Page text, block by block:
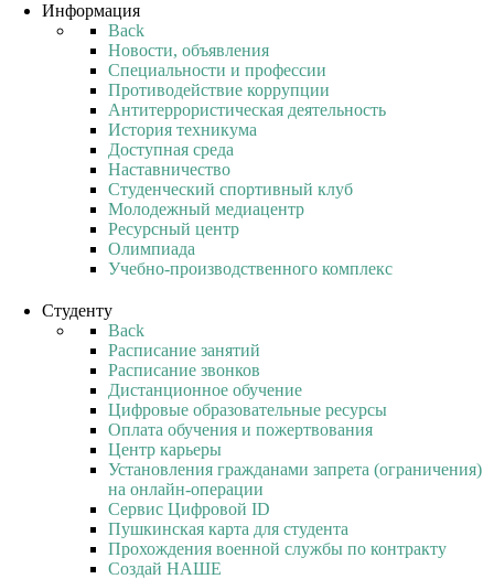
Информация
Back
Новости, объявления
Специальности и профессии
Противодействие коррупции
Антитеррористическая деятельность
История техникума
Доступная среда
Наставничество
Студенческий спортивный клуб
Молодежный медиацентр
Ресурсный центр
Олимпиада
Учебно-производственного комплекс
Студенту
Back
Расписание занятий
Расписание звонков
Дистанционное обучение
Цифровые образовательные ресурсы
Оплата обучения и пожертвования
Центр карьеры
Установления гражданами запрета (ограничения)
на онлайн-операции
Сервис Цифровой ID
Пушкинская карта для студента
Прохождения военной службы по контракту
Создай НАШЕ